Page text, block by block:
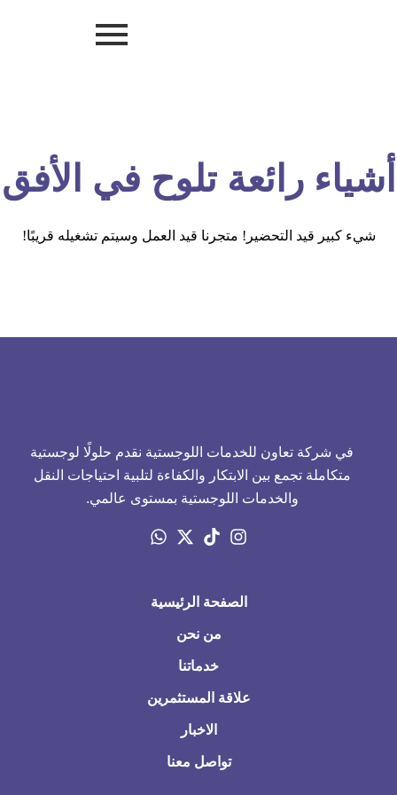
أشياء رائعة تلوح في الأفق
شيء كبير قيد التحضير! متجرنا قيد العمل وسيتم تشغيله قريبًا!
في شركة تعاون للخدمات اللوجستية نقدم حلولًا لوجستية
متكاملة تجمع بين الابتكار والكفاءة لتلبية احتياجات النقل
والخدمات اللوجستية بمستوى عالمي.
الصفحة الرئيسية
من نحن
خدماتنا
علاقة المستثمرين
الاخبار
تواصل معنا